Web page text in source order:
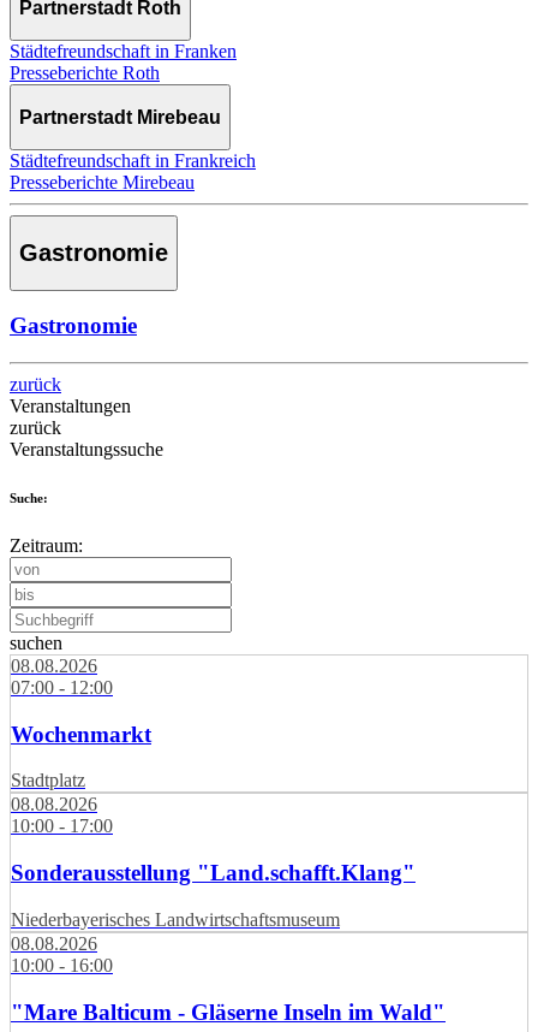
Partnerstadt Roth
Städtefreundschaft in Franken
Presseberichte Roth
Partnerstadt Mirebeau
Städtefreundschaft in Frankreich
Presseberichte Mirebeau
Gastronomie
Gastronomie
zurück
Veranstaltungen
zurück
Veranstaltungssuche
Suche:
Zeitraum:
suchen
08.08.2026
07:00 - 12:00
Wochenmarkt
Stadtplatz
08.08.2026
10:00 - 17:00
Sonderausstellung "Land.schafft.Klang"
Niederbayerisches Landwirtschaftsmuseum
08.08.2026
10:00 - 16:00
"Mare Balticum - Gläserne Inseln im Wald"